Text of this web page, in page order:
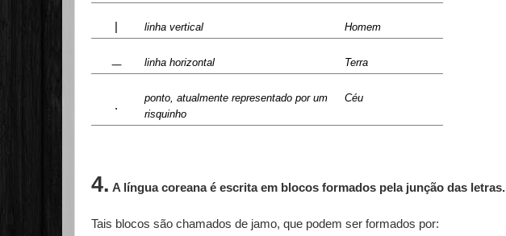
linha vertical Homem
ㅡ linha horizontal Terra
.
ponto, atualmente representado por um
risquinho
Céu
4. A língua coreana é escrita em blocos formados pela junção das letras.
Tais blocos são chamados de jamo, que podem ser formados por: